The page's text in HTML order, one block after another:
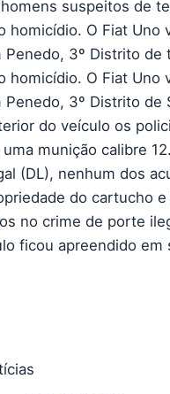
suspeitos de
homicídio. O Fiat Uno
Penedo, 3º Distrito de
homicídio. O Fiat Uno
Penedo, 3º Distrito de
do veículo os
munição calibre
(DL), nenhum dos
do cartucho
no crime de porte
ficou apreendido em